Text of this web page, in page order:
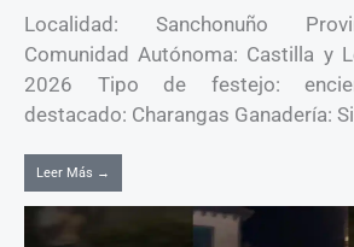
Localidad: Sanchonuño
Comunidad Autónoma: Castilla y
2026 Tipo de festejo:
destacado: Charangas Ganadería:
Leer Más →